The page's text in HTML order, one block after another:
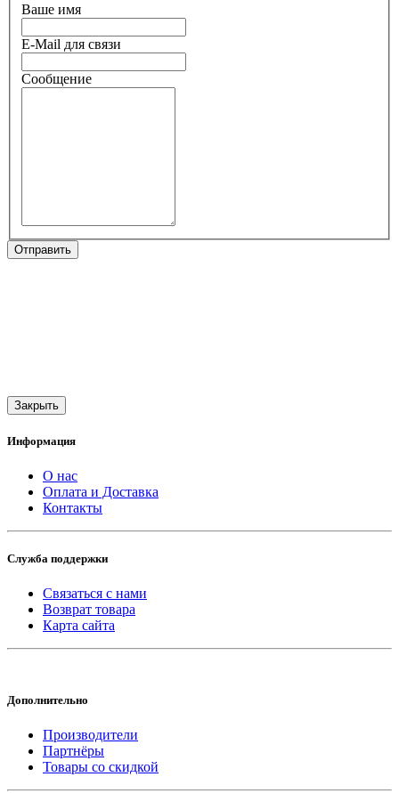
Ваше имя
E-Mail для связи
Сообщение
Закрыть
Информация
О нас
Оплата и Доставка
Контакты
Служба поддержки
Связаться с нами
Возврат товара
Карта сайта
Дополнительно
Производители
Партнёры
Товары со скидкой